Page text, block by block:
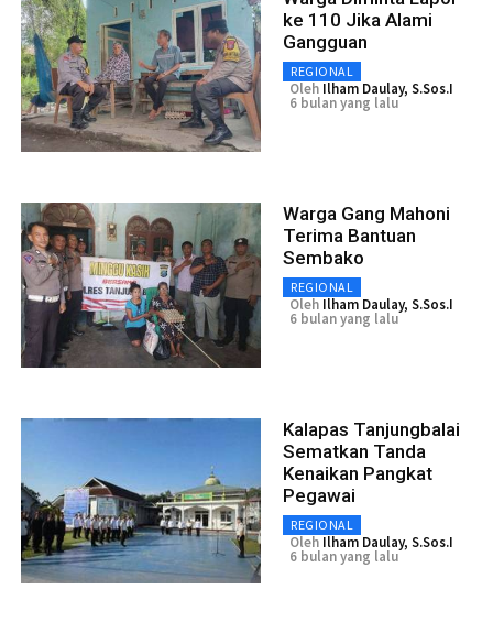
ke 110 Jika Alami
Gangguan
REGIONAL
Oleh Ilham Daulay, S.Sos.I
6 bulan yang lalu
Warga Gang Mahoni
Terima Bantuan
Sembako
REGIONAL
Oleh Ilham Daulay, S.Sos.I
6 bulan yang lalu
Kalapas Tanjungbalai
Sematkan Tanda
Kenaikan Pangkat
Pegawai
REGIONAL
Oleh Ilham Daulay, S.Sos.I
6 bulan yang lalu